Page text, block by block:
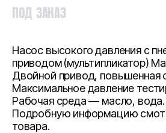
ПОД ЗАКАЗ
Насос высокого давления с
приводом (мультипликатор)
Двойной привод, повышенная
Максимальное давление
Рабочая среда — масло, вода.
Подробную информацию
товара.